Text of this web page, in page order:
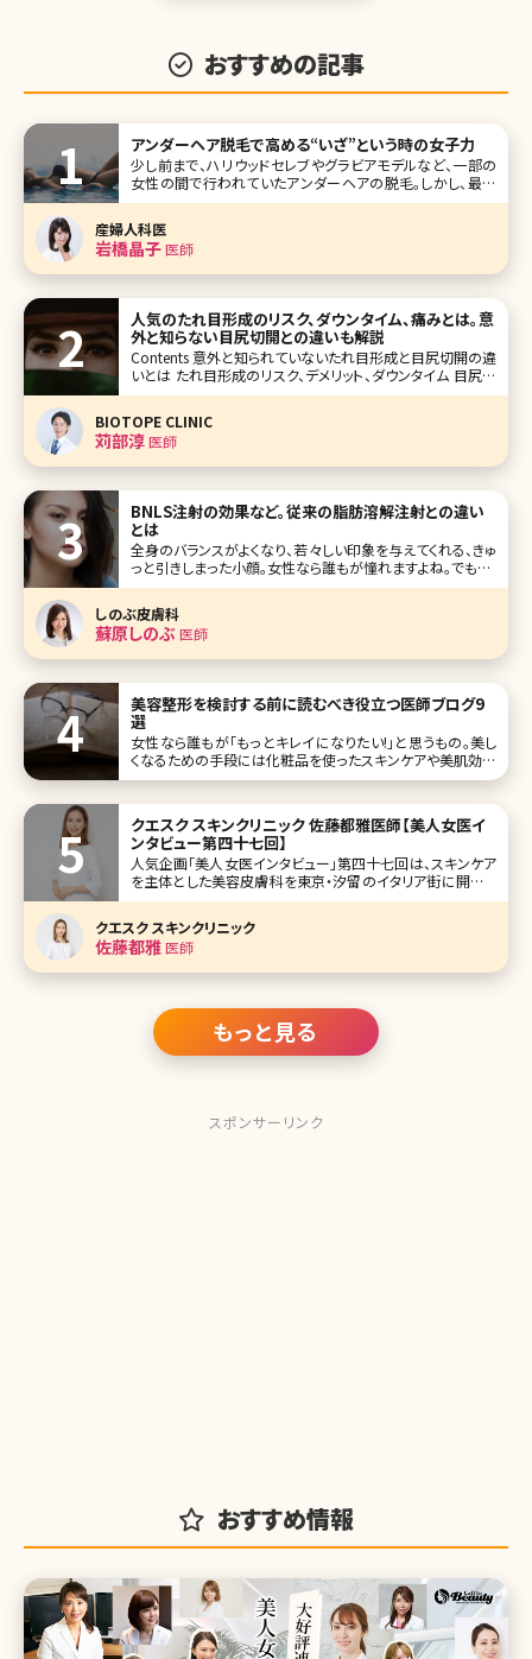
おすすめの記事
アンダーヘア脱毛で高める“いざ”という時の女子力
少し前まで、ハリウッドセレブやグラビアモデルなど、一部の
女性の間で行われていたアンダーヘアの脱毛。しかし、最近
では一般の女性の間でもVIO脱毛と呼ばれるデリケートゾー
ンを含めたアンダーヘアの脱毛を考える人が増えています。
実際に施術を受けた人からは「快適すぎる!」という声も。ここ
でもはや女性の新しい常
産婦人科医
岩橋晶子医師
人気のたれ目形成のリスク、ダウンタイム、痛みとは。意
外と知らない目尻切開との違いも解説
Contents 意外と知られていないたれ目形成と目尻切開の違
いとは たれ目形成のリスク、デメリット、ダウンタイム 目尻切
開のリスク、デメリット、ダウンタイム たれ目形成と併用する
成は当院でもよく行っている手術です
BIOTOPE CLINIC
苅部淳医師
BNLS注射の効果など。従来の脂肪溶解注射との違い
とは
全身のバランスがよくなり、若々しい印象を与えてくれる、きゅ
っと引きしまった小顔。女性なら誰もが憧れますよね。でも、リ
ンパマッサージやむくみ予防のケアを続けているのに、なか
なか顔が痩せないという方も多いのではないでしょうか。中
には「痩せているけれど、顔には脂肪がついている」という方
もいるかもしれません
しのぶ皮膚科
蘇原しのぶ医師
美容整形を検討する前に読むべき役立つ医師ブログ9
選
女性なら誰もが「もっとキレイになりたい!」と思うもの。美し
くなるための手段には化粧品を使ったスキンケアや美肌効果
の期待できるサプリメントなどいろいろありますが、こうした
美容医療で
クエスク スキンクリニック 佐藤都雅医師【美人女医イ
ンタビュー第四十七回】
人気企画「美人女医インタビュー」第四十七回は、スキンケア
を主体とした美容皮膚科を東京・汐留のイタリア街に開院し
た「クエスクスキンクリニック」の佐藤都雅（さとうみやか）院
オシが、レチノール。こだわり抜いて開発し、自身のクリニック
でドクター
クエスク スキンクリニック
佐藤都雅医師
もっと見る
スポンサーリンク
おすすめ情報